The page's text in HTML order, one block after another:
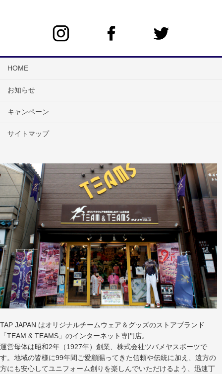
HOME
お知らせ
キャンペーン
サイトマップ
TAP JAPAN はオリジナルチームウェア＆グッズのストアブランド
「TEAM & TEAMS」のインターネット専門店。
運営母体は昭和2年（1927年）創業、株式会社ツバメヤスポーツで
す。地域の皆様に99年間ご愛顧賜ってきた信頼や伝統に加え、遠方の
方にも安心してユニフォーム創りを楽しんでいただけるよう、迅速丁